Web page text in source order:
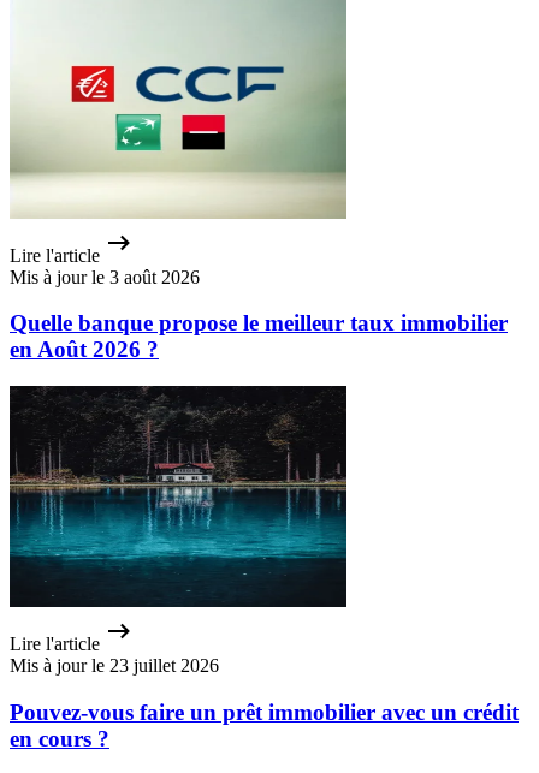
Lire l'article
Mis à jour le 3 août 2026
Quelle banque propose le meilleur taux immobilier
en Août 2026 ?
Lire l'article
Mis à jour le 23 juillet 2026
Pouvez-vous faire un prêt immobilier avec un crédit
en cours ?